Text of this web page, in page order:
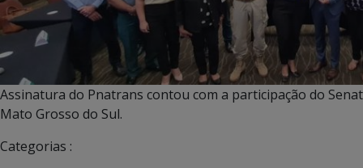
Assinatura do Pnatrans contou com a participação do
Mato Grosso do Sul.
Categorias :